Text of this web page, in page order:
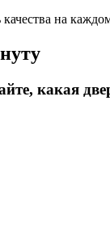
на каждом
какая